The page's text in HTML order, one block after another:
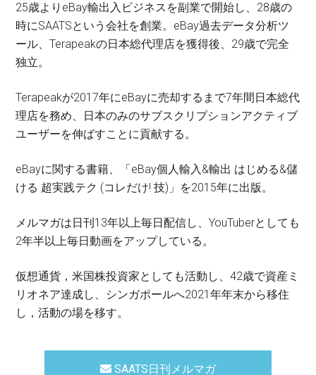
25歳よりeBay輸出入ビジネスを副業で開始し、28歳の
時にSAATSという会社を創業。eBay過去データ分析ツ
ール、Terapeakの日本総代理店を獲得後、29歳で完全
独立。
Terapeakが2017年にeBayに売却するまで7年間日本総代
理店を務め、日本のみのサブスクリプションアクティブ
ユーザーを伸ばすことに貢献する。
eBayに関する書籍、「eBay個人輸入&輸出 はじめる&儲
ける 超実践テク (コレだけ! 技)」を2015年に出版。
メルマガは日刊13年以上毎日配信し、YouTuberとしても
2年半以上毎日動画をアップしている。
仮想通貨，米国株投資家としても活動し、42歳で資産ミ
リオネア達成し、シンガポールへ2021年年末から移住
し，活動の場を移す。
SAATS日刊メルマガ